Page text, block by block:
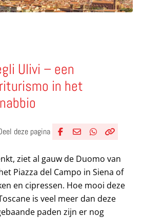
Ulivi – een
in het
deze pagina
ziet al gauw de Duomo van
Piazza del Campo in Siena of
en cipressen. Hoe mooi deze
is veel meer dan deze
paden zijn er nog